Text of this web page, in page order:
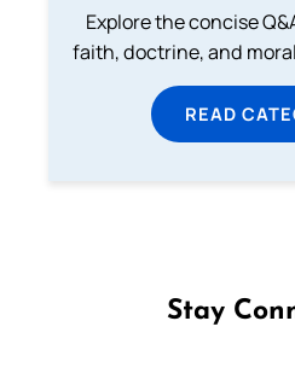
Explore the concise
faith, doctrine, and
READ
Stay